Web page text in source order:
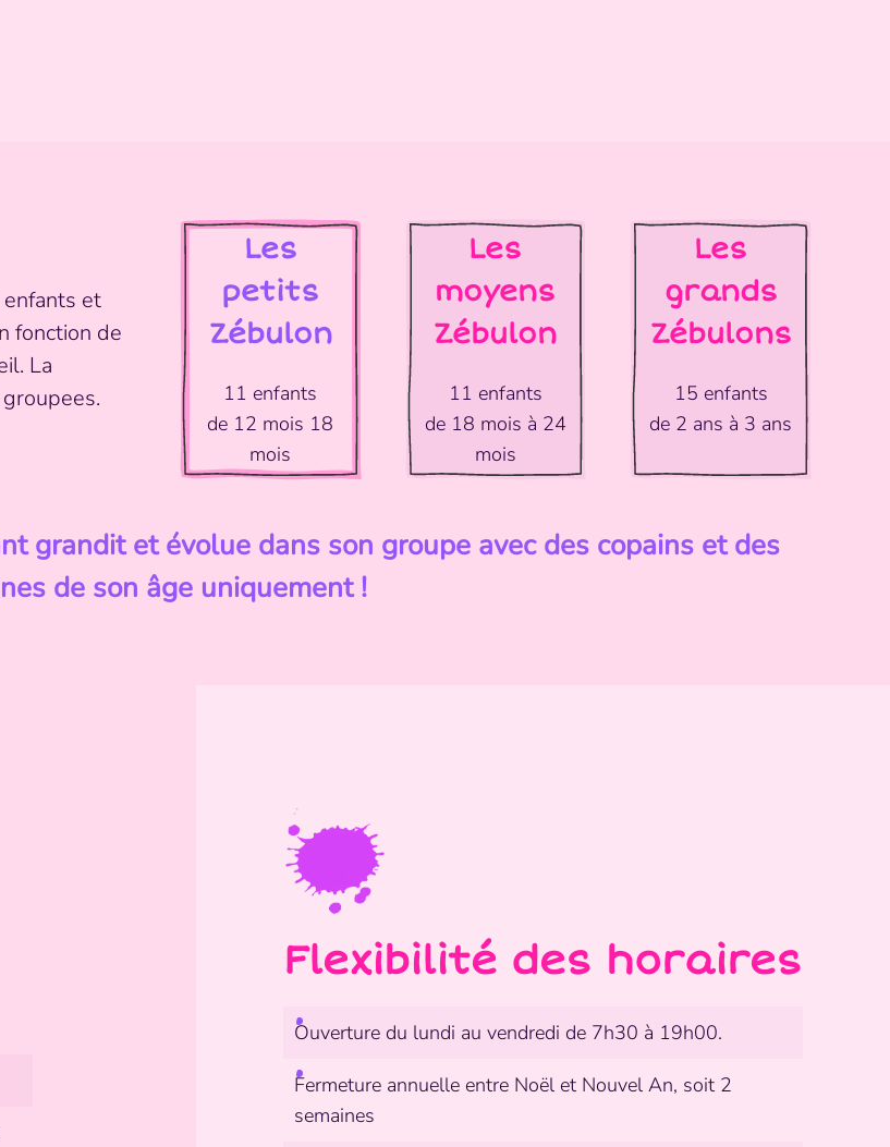
et
fonction de
La
Les
petits
Zébulon
11 enfants
de 12 mois 18
mois
Les
moyens
Zébulon
11 enfants
de 18 mois à 24
mois
Les
grands
Zébulons
15 enfants
de 2 ans à 3 ans
grandit et évolue dans son groupe avec des copains et des
de son âge uniquement !
Flexibilité des horaires
Ouverture du lundi au vendredi de 7h30 à 19h00.
Fermeture annuelle entre Noël et Nouvel An, soit 2
semaines